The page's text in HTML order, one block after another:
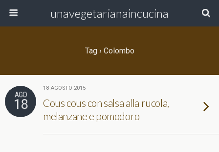
unavegetarianaincucina
Tag › Colombo
AGO
18
18 AGOSTO 2015
Cous cous con salsa alla rucola,
melanzane e pomodoro